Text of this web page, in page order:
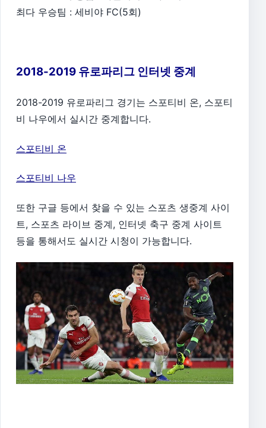
최다 우승팀 : 세비야 FC(5회)
2018-2019 유로파리그 인터넷 중계
2018-2019 유로파리그 경기는 스포티비 온, 스포티
비 나우에서 실시간 중계합니다.
스포티비 온
스포티비 나우
또한 구글 등에서 찾을 수 있는 스포츠 생중계 사이
트, 스포츠 라이브 중계, 인터넷 축구 중계 사이트
등을 통해서도 실시간 시청이 가능합니다.